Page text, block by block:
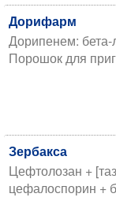
Дорифарм
Дорипенем: бета-
Порошок для
Зербакса
Цефтолозан +
цефалоспорин +